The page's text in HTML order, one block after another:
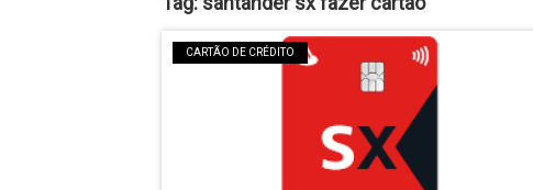
CARTÃO DE CRÉDITO